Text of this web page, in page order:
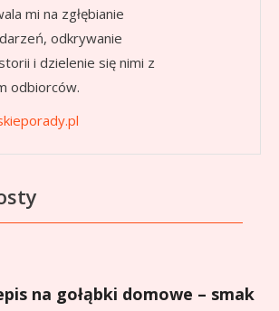
mi na zgłębianie
odkrywanie
i dzielenie się nimi z
odbiorców.
na gołąbki domowe – smak